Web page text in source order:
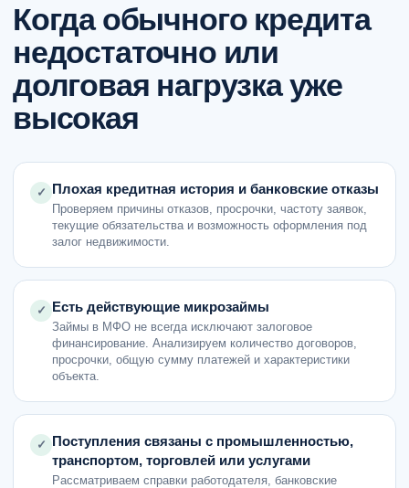
Когда обычного кредита
недостаточно или
долговая нагрузка уже
высокая
✓ Плохая кредитная история и банковские отказы
Проверяем причины отказов, просрочки, частоту заявок,
текущие обязательства и возможность оформления под
залог недвижимости.
✓ Есть действующие микрозаймы
Займы в МФО не всегда исключают залоговое
финансирование. Анализируем количество договоров,
просрочки, общую сумму платежей и характеристики
объекта.
✓ Поступления связаны с промышленностью,
транспортом, торговлей или услугами
Рассматриваем справки работодателя, банковские